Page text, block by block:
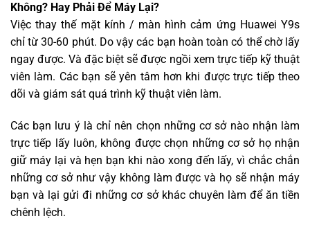
Không? Hay Phải Để Máy Lại?
Việc thay thế mặt kính / màn hình cảm ứng Huawei Y9s
chỉ từ 30-60 phút. Do vậy các bạn hoàn toàn có thể chờ lấy
ngay được. Và đặc biệt sẽ được ngồi xem trực tiếp kỹ thuật
viên làm. Các bạn sẽ yên tâm hơn khi được trực tiếp theo
dõi và giám sát quá trình kỹ thuật viên làm.
Các bạn lưu ý là chỉ nên chọn những cơ sở nào nhận làm
trực tiếp lấy luôn, không được chọn những cơ sở họ nhận
giữ máy lại và hẹn bạn khi nào xong đến lấy, vì chắc chắn
những cơ sở như vậy không làm được và họ sẽ nhận máy
bạn và lại gửi đi những cơ sở khác chuyên làm để ăn tiền
chênh lệch.